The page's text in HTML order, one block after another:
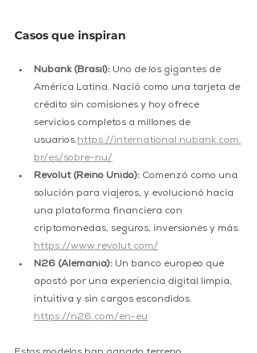
Casos que inspiran
Nubank (Brasil): Uno de los gigantes de
América Latina. Nació como una tarjeta de
crédito sin comisiones y hoy ofrece
servicios completos a millones de
usuarios.https://international.nubank.com.
br/es/sobre-nu/
Revolut (Reino Unido): Comenzó como una
solución para viajeros, y evolucionó hacia
una plataforma financiera con
criptomonedas, seguros, inversiones y más.
https://www.revolut.com/
N26 (Alemania): Un banco europeo que
apostó por una experiencia digital limpia,
intuitiva y sin cargos escondidos.
https://n26.com/en-eu